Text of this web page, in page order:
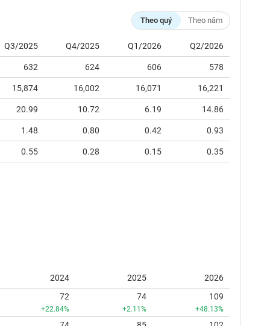
Theo quý Theo năm
Q3/2025 Q4/2025 Q1/2026 Q2/2026
632 624 606 578
15,874 16,002 16,071 16,221
20.99 10.72 6.19 14.86
1.48 0.80 0.42 0.93
0.55 0.28 0.15 0.35
2024 2025
2026
72
+22.84%
74
+2.11%
109
+48.13%